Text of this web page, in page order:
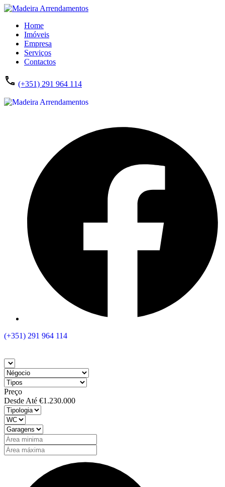
Home
Imóveis
Empresa
Serviços
Contactos
(+351) 291 964 114
(+351) 291 964 114
Preço
Desde Até €1.230.000